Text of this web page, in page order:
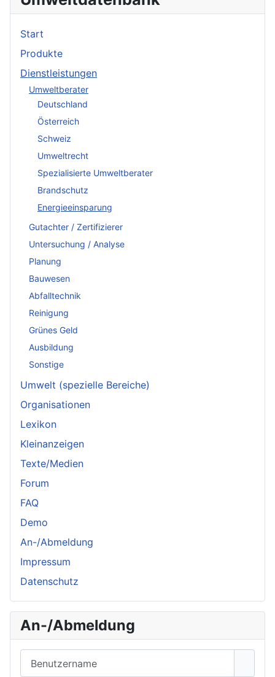
Start
Produkte
Dienstleistungen
Umweltberater
Deutschland
Österreich
Schweiz
Umweltrecht
Spezialisierte Umweltberater
Brandschutz
Energieeinsparung
Gutachter / Zertifizierer
Untersuchung / Analyse
Planung
Bauwesen
Abfalltechnik
Reinigung
Grünes Geld
Ausbildung
Sonstige
Umwelt (spezielle Bereiche)
Organisationen
Lexikon
Kleinanzeigen
Texte/Medien
Forum
FAQ
Demo
An-/Abmeldung
Impressum
Datenschutz
An-/Abmeldung